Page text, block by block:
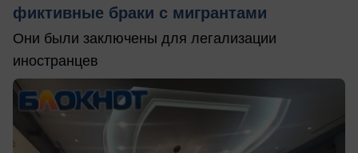
фиктивные браки с мигрантами
Они были заключены для легализации
иностранцев